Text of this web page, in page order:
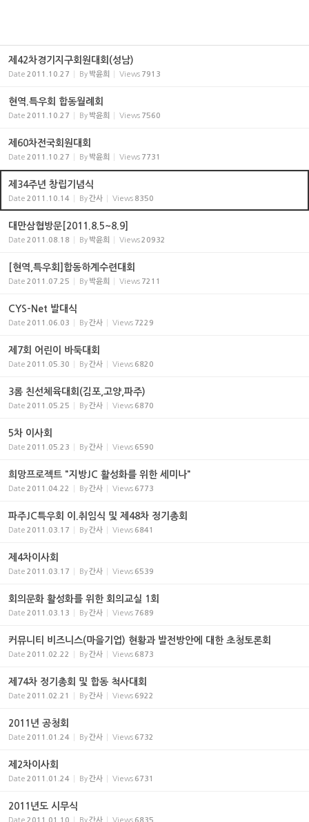
제42차경기지구회원대회(성남)
Date 2011.10.27 By 박윤희 Views 7913
현역.특우회 합동월례회
Date 2011.10.27 By 박윤희 Views 7560
제60차전국회원대회
Date 2011.10.27 By 박윤희 Views 7731
제34주년 창립기념식
Date 2011.10.14 By간사 Views 8350
대만삼협방문[2011.8.5~8.9]
Date 2011.08.18 By 박윤희 Views20932
[현역,특우회]합동하계수련대회
Date 2011.07.25 By 박윤희 Views 7211
CYS-Net 발대식
Date 2011.06.03 By간사 Views 7229
제7회 어린이 바둑대회
Date 2011.05.30 By간사 Views 6820
3롬 친선체육대회(김포,고양,파주)
Date 2011.05.25 By간사 Views 6870
5차 이사회
Date 2011.05.23 By간사 Views 6590
희망프로젝트 "지방JC 활성화를 위한 세미나"
Date 2011.04.22 By간사 Views 6773
파주JC특우회 이.취임식 및 제48차 정기총회
Date 2011.03.17 By간사 Views 6841
제4차이사회
Date 2011.03.17 By간사 Views 6539
회의문화 활성화를 위한 회의교실 1회
Date 2011.03.13 By간사 Views 7689
커뮤니티 비즈니스(마을기업) 현황과 발전방안에 대한 초청토론회
Date 2011.02.22 By간사 Views 6873
제74차 정기총회 및 합동 척사대회
Date 2011.02.21 By간사 Views 6922
2011년 공청회
Date 2011.01.24 By간사 Views 6732
제2차이사회
Date 2011.01.24 By간사 Views 6731
2011년도 시무식
Date 2011.01.10 By간사 Views 6835